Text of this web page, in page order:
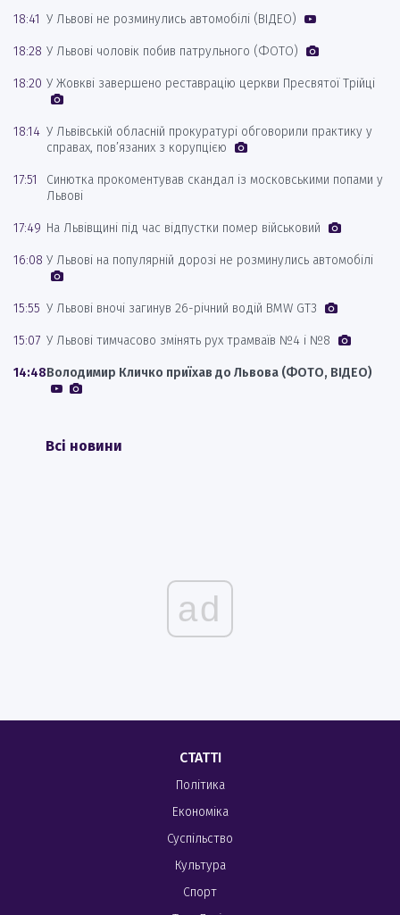
18:41 У Львові не розминулись автомобілі (ВІДЕО)
18:28 У Львові чоловік побив патрульного (ФОТО)
18:20 У Жовкві завершено реставрацію церкви Пресвятої Трійці
18:14 У Львівській обласній прокуратурі обговорили практику у
справах, пов’язаних з корупцією
17:51
Синютка прокоментував скандал із московськими попами у
Львові
17:49 На Львівщині під час відпустки помер військовий
16:08 У Львові на популярній дорозі не розминулись автомобілі
15:55 У Львові вночі загинув 26-річний водій BMW GT3
15:07 У Львові тимчасово змінять рух трамваїв №4 і №8
14:48Володимир Кличко приїхав до Львова (ФОТО, ВІДЕО)
Всі новини
ad
СТАТТІ
Політика
Економіка
Суспільство
Культура
Спорт